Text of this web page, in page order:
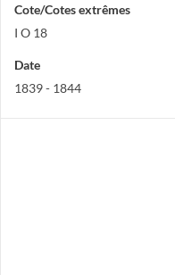
Cote/Cotes extrêmes
I O 18
Date
1839 - 1844